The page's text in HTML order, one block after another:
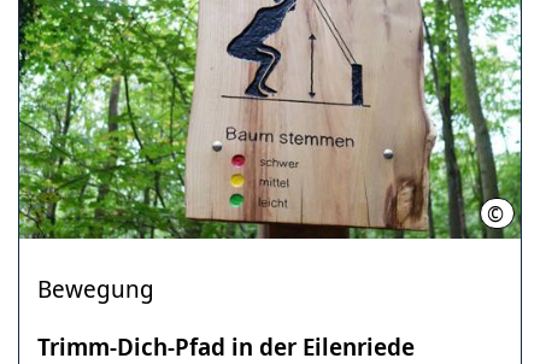
© LHH
Bewegung
Trimm-Dich-Pfad in der Eilenriede